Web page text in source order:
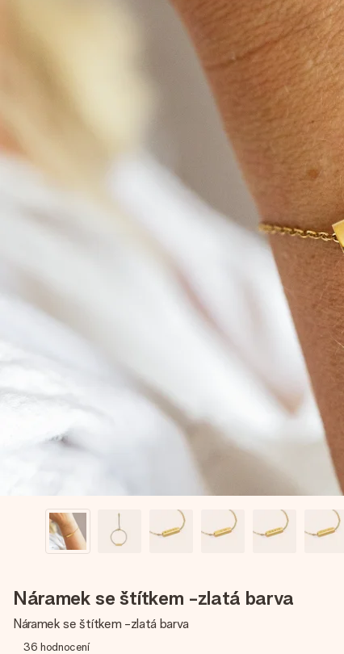
Náramek se štítkem -zlatá barva
Náramek se štítkem -zlatá barva
36 hodnocení